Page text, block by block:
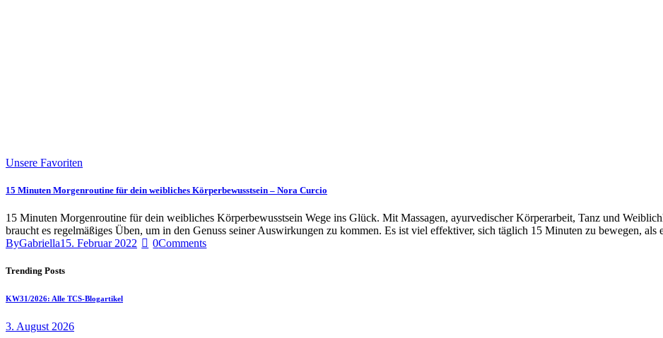
Unsere Favoriten
15 Minuten Morgenroutine für dein weibliches Körperbewusstsein – Nora Curcio
15 Minuten Morgenroutine für dein weibliches Körperbewusstsein Wege ins Glück. Mit Massagen, ayurvedischer Körperarbeit, Tanz und
braucht es regelmäßiges Üben, um in den Genuss seiner Auswirkungen zu kommen. Es ist viel effektiver, sich täglich 15 Minuten zu bewegen,
ByGabriella15. Februar 2022 0Comments
Trending Posts
KW31/2026: Alle TCS-Blogartikel
3. August 2026